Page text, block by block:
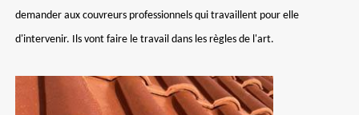
demander aux couvreurs professionnels qui travaillent pour elle
d'intervenir. Ils vont faire le travail dans les règles de l'art.